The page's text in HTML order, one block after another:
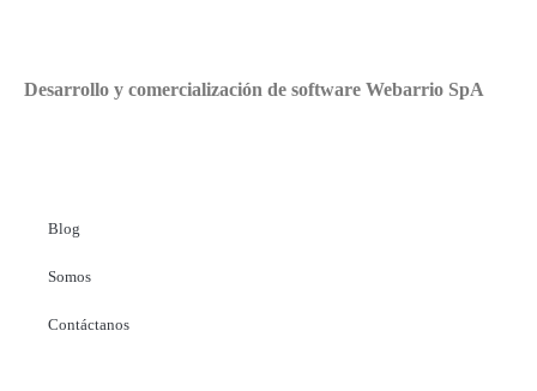
Desarrollo y comercialización de software Webarrio SpA
Blog
Somos
Contáctanos